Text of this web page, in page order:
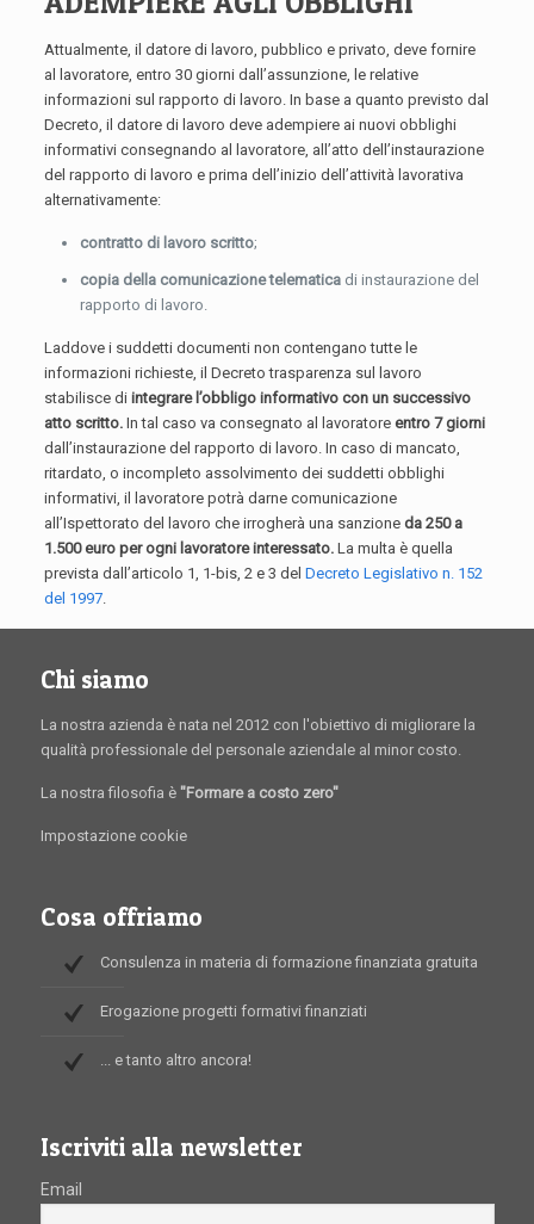
Attualmente, il datore di lavoro, pubblico e privato, deve fornire
al lavoratore, entro 30 giorni dall’assunzione, le relative
informazioni sul rapporto di lavoro. In base a quanto previsto dal
Decreto, il datore di lavoro deve adempiere ai nuovi obblighi
informativi consegnando al lavoratore, all’atto dell’instaurazione
del rapporto di lavoro e prima dell’inizio dell’attività lavorativa
alternativamente:
contratto di lavoro scritto;
copia della comunicazione telematica di instaurazione del
rapporto di lavoro.
Laddove i suddetti documenti non contengano tutte le
informazioni richieste, il Decreto trasparenza sul lavoro
stabilisce di integrare l’obbligo informativo con un successivo
atto scritto. In tal caso va consegnato al lavoratore entro 7 giorni
dall’instaurazione del rapporto di lavoro. In caso di mancato,
ritardato, o incompleto assolvimento dei suddetti obblighi
informativi, il lavoratore potrà darne comunicazione
all’Ispettorato del lavoro che irrogherà una sanzioneda 250 a
1.500 euro per ogni lavoratore interessato. La multa è quella
prevista dall’articolo 1, 1-bis, 2 e 3 delDecreto Legislativo n. 152
del 1997.
Chi siamo
La nostra azienda è nata nel 2012 con l'obiettivo di migliorare la
qualità professionale del personale aziendale al minor costo.
La nostra filosofia è "Formare a costo zero"
Impostazione cookie
Cosa offriamo
Consulenza in materia di formazione finanziata gratuita
Erogazione progetti formativi finanziati
... e tanto altro ancora!
Iscriviti alla newsletter
Email